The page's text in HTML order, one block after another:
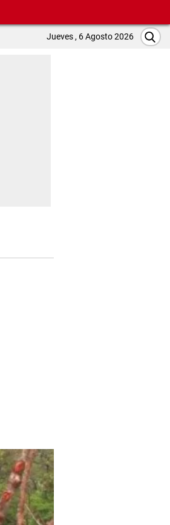
Jueves , 6 Agosto 2026